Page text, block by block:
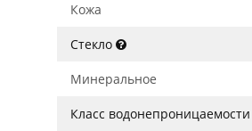
Кожа
Стекло
Минеральное
Класс водонепроницаемости